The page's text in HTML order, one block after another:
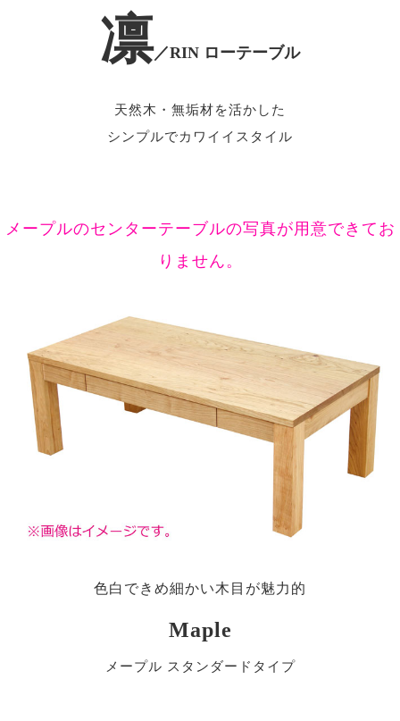
凛／RIN ローテーブル
天然木・無垢材を活かした
シンプルでカワイイスタイル
メープルのセンターテーブルの写真が用意できてお
りません。
色白できめ細かい木目が魅力的
Maple
メープル スタンダードタイプ